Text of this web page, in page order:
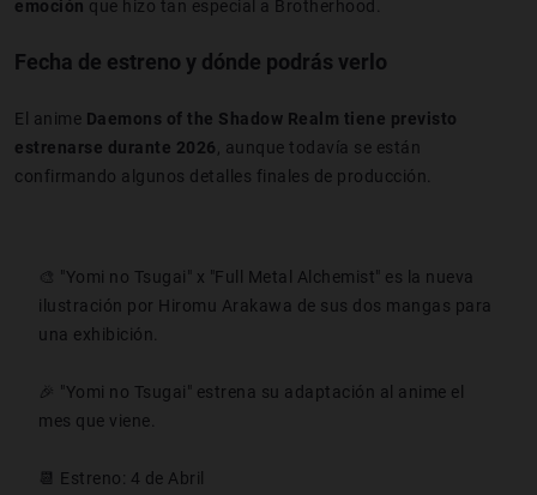
emoción que hizo tan especial a Brotherhood.
Fecha de estreno y dónde podrás verlo
El anime Daemons of the Shadow Realm tiene previsto
estrenarse durante 2026 , aunque todavía se están
confirmando algunos detalles finales de producción.
🎨 "Yomi no Tsugai" x "Full Metal Alchemist" es la nueva
ilustración por Hiromu Arakawa de sus dos mangas para
una exhibición.
🎉 "Yomi no Tsugai" estrena su adaptación al anime el
mes que viene.
📆 Estreno: 4 de Abril